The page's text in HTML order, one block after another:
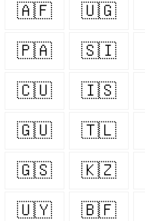
🇦🇫 🇺🇬
🇵🇦 🇸🇮
🇨🇺 🇮🇸
🇬🇺 🇹🇱
🇬🇸 🇰🇿
🇺🇾 🇧🇫